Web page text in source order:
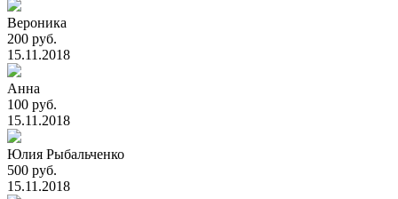
Вероника
200 руб.
15.11.2018
Анна
100 руб.
15.11.2018
Юлия Рыбальченко
500 руб.
15.11.2018